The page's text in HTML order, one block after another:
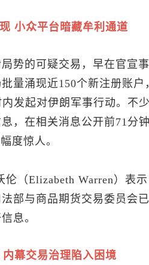
小众平台暗藏牟利通道
势的可疑交易，早在官宣
量涌现近150个新注册账
发起对伊朗军事行动。不
，在相关消息公开前71分
度惊人。
伦（Elizabeth Warren）表
部与商品期货交易委员会
息。
幕交易治理陷入困境